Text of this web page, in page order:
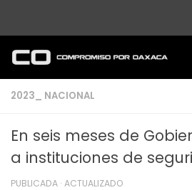
2023_ NACIONAL
En seis meses de
a instituciones de
PUBLICADA · ACTUALIZADO